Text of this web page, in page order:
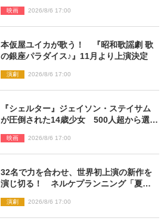
解禁
映画 2026/8/6 17:00
本仮屋ユイカが歌う！ 『昭和歌謡劇 歌
の銀座パラダイス♪』11月より上演決定
演劇 2026/8/6 17:00
『シェルター』ジェイソン・ステイサム
が圧倒された14歳少女 500人超から選出
とは
映画 2026/8/6 17:00
32名で力を合わせ、世界初上演の新作を
演じ切る！ ネルケプランニング「夏休
ト【最終日】
演劇 2026/8/6 17:00